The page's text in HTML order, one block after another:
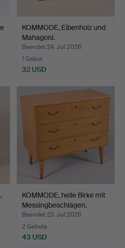
KOMMODE, Eibenholz und
Mahagoni.
Beendet 24. Jul 2026
1 Gebot
32 USD
KOMMODE, helle Birke mit
Messingbeschlägen.
Beendet 23. Jul 2026
2 Gebote
43 USD